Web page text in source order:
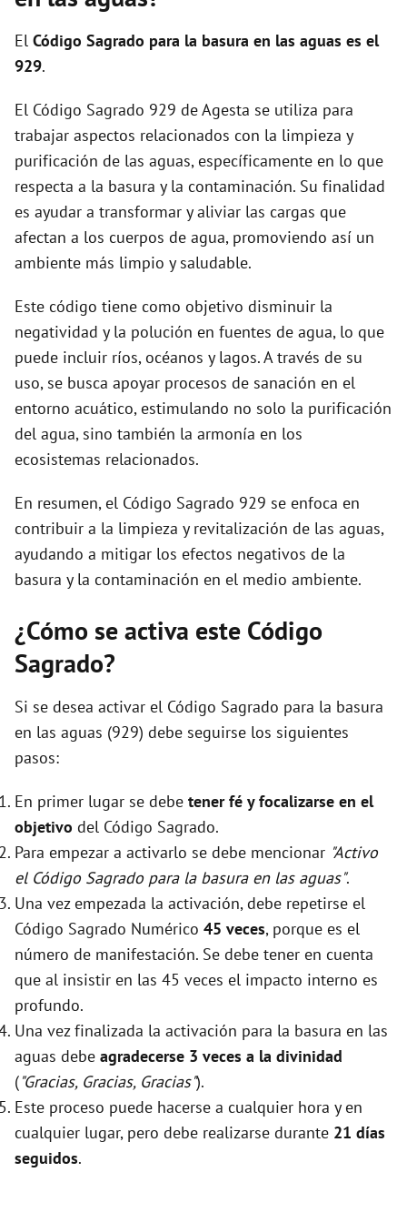
e
o
El Código Sagrado para la basura en las aguas es el
929.
El Código Sagrado 929 de Agesta se utiliza para
trabajar aspectos relacionados con la limpieza y
purificación de las aguas, específicamente en lo que
respecta a la basura y la contaminación. Su finalidad
es ayudar a transformar y aliviar las cargas que
afectan a los cuerpos de agua, promoviendo así un
ambiente más limpio y saludable.
Este código tiene como objetivo disminuir la
negatividad y la polución en fuentes de agua, lo que
puede incluir ríos, océanos y lagos. A través de su
uso, se busca apoyar procesos de sanación en el
entorno acuático, estimulando no solo la purificación
del agua, sino también la armonía en los
ecosistemas relacionados.
En resumen, el Código Sagrado 929 se enfoca en
contribuir a la limpieza y revitalización de las aguas,
ayudando a mitigar los efectos negativos de la
basura y la contaminación en el medio ambiente.
¿Cómo se activa este Código
Sagrado?
Si se desea activar el Código Sagrado para la basura
en las aguas (929) debe seguirse los siguientes
pasos:
En primer lugar se debe tener fé y focalizarse en el
objetivo del Código Sagrado.
Para empezar a activarlo se debe mencionar "Activo
el Código Sagrado para la basura en las aguas".
Una vez empezada la activación, debe repetirse el
Código Sagrado Numérico 45 veces, porque es el
número de manifestación. Se debe tener en cuenta
que al insistir en las 45 veces el impacto interno es
profundo.
Una vez finalizada la activación para la basura en las
aguas debe agradecerse 3 veces a la divinidad
("Gracias, Gracias, Gracias").
Este proceso puede hacerse a cualquier hora y en
cualquier lugar, pero debe realizarse durante 21 días
seguidos.